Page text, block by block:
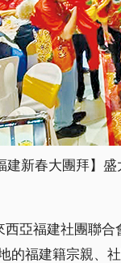
建新春大團拜】
西亞福建社團聯
的福建籍宗親、